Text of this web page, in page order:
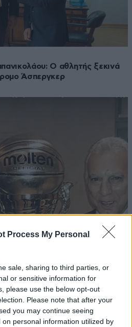
Process My Personal
sale, sharing to third parties, or
or sensitive information for
please use the below opt-out
Please note that after your
you may continue seeing
personal information utilized by
Ο αθλητής ξεκινά
Άσπεργκερ